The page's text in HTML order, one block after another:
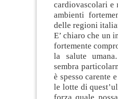
cardiovascolari
ambienti
delle regioni
E’ chiaro che un
fortemente
la salute
sembra
è spesso carente
le lotte di